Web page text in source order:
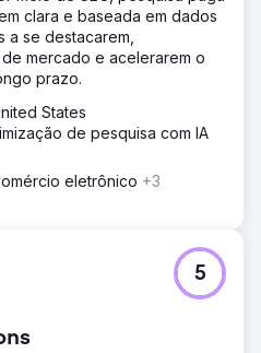
clara e baseada em dados
a se destacarem,
mercado e acelerarem o
prazo.
States
de pesquisa com IA
eletrônico +3
5